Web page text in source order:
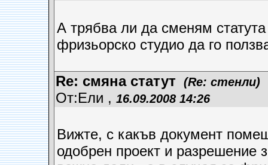
А трябва ли да сменям статута
фризьорско студио да го
Re: смяна статут (Re: стенли)
От:Ели , 16.09.2008 14:26
Вижте, с какъв документ
одобрен проект и разрешение